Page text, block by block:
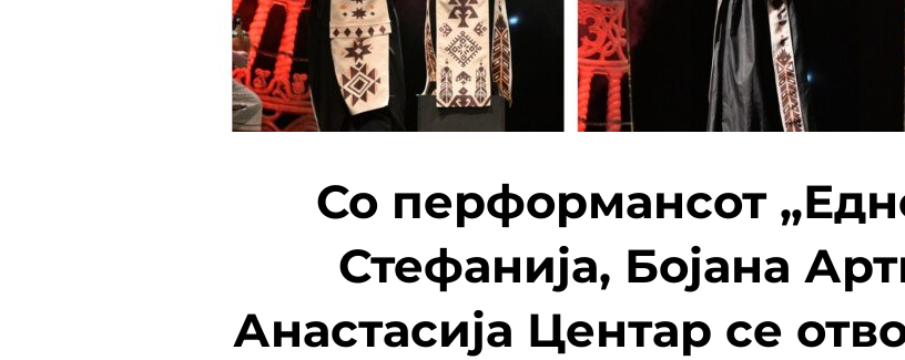
Со перформансот
Стефанија, Бојана
Анастасија Центар се